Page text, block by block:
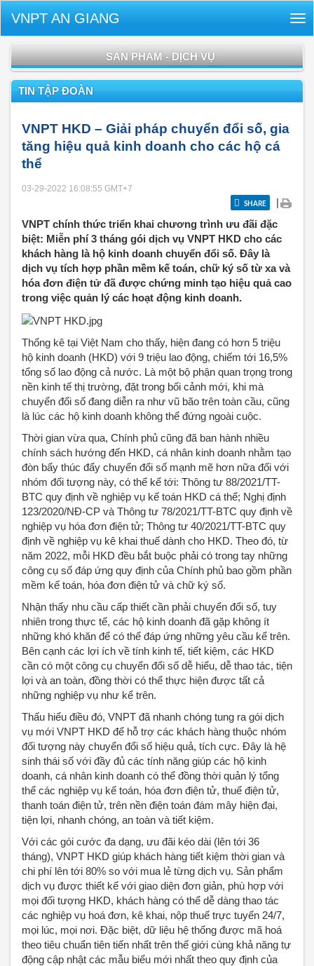
VNPT AN GIANG
SẢN PHẨM - DỊCH VỤ
TIN TẬP ĐOÀN
VNPT HKD – Giải pháp chuyển đổi số, gia
tăng hiệu quả kinh doanh cho các hộ cá
thể
03-29-2022 16:08:55 GMT+7
SHARE
|
VNPT chính thức triển khai chương trình ưu đãi đặc
biệt: Miễn phí 3 tháng gói dịch vụ VNPT HKD cho các
khách hàng là hộ kinh doanh chuyển đổi số. Đây là
dịch vụ tích hợp phần mềm kế toán, chữ ký số từ xa và
hóa đơn điện tử đã được chứng minh tạo hiệu quả cao
trong việc quản lý các hoạt động kinh doanh.
Thống kê tại Việt Nam cho thấy, hiện đang có hơn 5 triệu
hộ kinh doanh (HKD) với 9 triệu lao động, chiếm tới 16,5%
tổng số lao động cả nước. Là một bộ phận quan trọng trong
nền kinh tế thị trường, đặt trong bối cảnh mới, khi mà
chuyển đổi số đang diễn ra như vũ bão trên toàn cầu, cũng
là lúc các hộ kinh doanh không thể đứng ngoài cuộc.
Thời gian vừa qua, Chính phủ cũng đã ban hành nhiều
chính sách hướng đến HKD, cá nhân kinh doanh nhằm tạo
đòn bẩy thúc đẩy chuyển đổi số mạnh mẽ hơn nữa đối với
nhóm đối tượng này, có thể kể tới: Thông tư 88/2021/TT-
BTC quy định về nghiệp vụ kế toán HKD cá thể; Nghị định
123/2020/NĐ-CP và Thông tư 78/2021/TT-BTC quy định về
nghiệp vụ hóa đơn điện tử; Thông tư 40/2021/TT-BTC quy
định về nghiệp vụ kê khai thuế dành cho HKD. Theo đó, từ
năm 2022, mỗi HKD đều bắt buộc phải có trong tay những
công cụ số đáp ứng quy định của Chính phủ bao gồm phần
mềm kế toán, hóa đơn điện tử và chữ ký số.
Nhận thấy nhu cầu cấp thiết cần phải chuyển đổi số, tuy
nhiên trong thực tế, các hộ kinh doanh đã gặp không ít
những khó khăn để có thể đáp ứng những yêu cầu kể trên.
Bên cạnh các lợi ích về tính kinh tế, tiết kiệm, các HKD
cần có một công cụ chuyển đổi số dễ hiểu, dễ thao tác, tiện
lợi và an toàn, đồng thời có thể thực hiện được tất cả
những nghiệp vụ như kể trên.
Thấu hiểu điều đó, VNPT đã nhanh chóng tung ra gói dịch
vụ mới VNPT HKD để hỗ trợ các khách hàng thuộc nhóm
đối tượng này chuyển đổi số hiệu quả, tích cực. Đây là hệ
sinh thái số với đầy đủ các tính năng giúp các hộ kinh
doanh, cá nhân kinh doanh có thể đồng thời quản lý tổng
thể các nghiệp vụ kế toán, hóa đơn điện tử, thuế điện tử,
thanh toán điện tử, trên nền điện toán đám mây hiện đại,
tiện lợi, nhanh chóng, an toàn và tiết kiệm.
Với các gói cước đa dạng, ưu đãi kéo dài (lên tới 36
tháng), VNPT HKD giúp khách hàng tiết kiệm thời gian và
chi phí lên tới 80% so với mua lẻ từng dịch vụ. Sản phẩm
dịch vụ được thiết kế với giao diện đơn giản, phù hợp với
mọi đối tượng HKD, khách hàng có thể dễ dàng thao tác
các nghiệp vụ hoá đơn, kê khai, nộp thuế trực tuyến 24/7,
mọi lúc, mọi nơi. Đặc biệt, dữ liệu hệ thống được mã hoá
theo tiêu chuẩn tiên tiến nhất trên thế giới cùng khả năng tự
động cập nhật các mẫu biểu mới nhất theo quy định của